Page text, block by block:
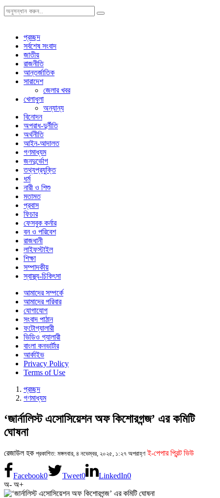
প্রচ্ছদ
সর্বশেষ সংবাদ
জাতীয়
রাজনীতি
আন্তর্জাতিক
সারাদেশ
জেলার খবর
খেলাধুলা
অন্যান্য
বিনোদন
অপরাধ-দুর্নীতি
অর্থনীতি
আইন-আদালত
গণমাধ্যম
জনদুর্ভোগ
তথ্যপ্রযুক্তি
ধর্ম
নারী ও শিশু
মতামত
প্রবাস
ফিচার
ফেসবুক কর্নার
বন ও পরিবেশ
রাজধানী
লাইফস্টাইল
শিক্ষা
সম্পাদকীয়
স্বাস্থ্য-চিকিৎসা
আমাদের সম্পর্কে
আমাদের পরিবার
যোগাযোগ
সংবাদ পাঠান
ফটোগ্যালারী
ভিডিও গ্যালারী
বাংলা কনভার্টার
আর্কাইভ
Privacy Policy
Terms of Use
প্রচ্ছদ
গণমাধ্যম
‘জার্নালিস্ট এসোসিয়েশন অফ কিশোরগন্জ’ এর কমিটি
ঘোষনা
রেজাউল হক প্রকাশিত: মঙ্গলবার, ৪ নভেম্বর, ২০২৫, ১:২৭ অপরাহ্ণ ই-পেপার প্রিন্ট ভিউ
Facebook0 Tweet0 LinkedIn0
অ- অ+